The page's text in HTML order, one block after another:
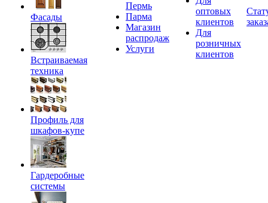
Фасады
Встраиваемая
техника
Профиль для
шкафов-купе
Гардеробные
системы
Пермь
Парма
Магазин
распродаж
Услуги
оптовых
клиентов
Для
розничных
клиентов